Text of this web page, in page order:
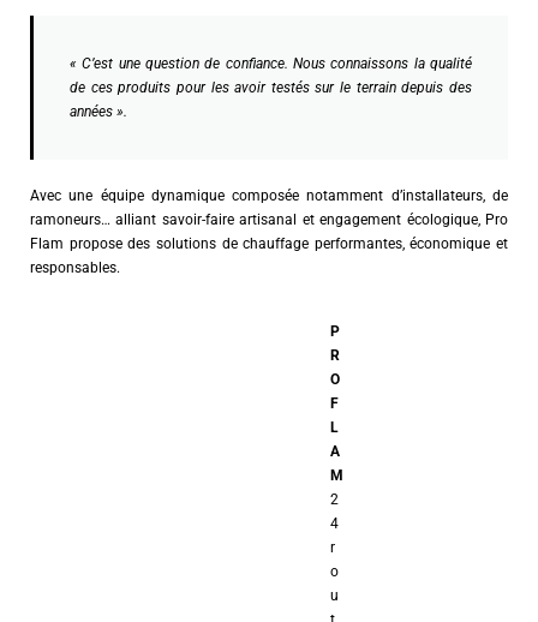
« C’est une question de confiance. Nous connaissons la qualité
de ces produits pour les avoir testés sur le terrain depuis des
années ».
Avec une équipe dynamique composée notamment d’installateurs, de
ramoneurs… alliant savoir-faire artisanal et engagement écologique, Pro
Flam propose des solutions de chauffage performantes, économique et
responsables.
P
R
O
F
L
A
M
2
4
r
o
u